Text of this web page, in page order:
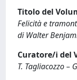
Titolo del
Felicità e
di Walter
Curatore/i del
T. Tagliacozzo –